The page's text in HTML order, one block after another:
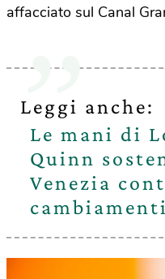
affacciato sul Canal
Leggi anche:
Le mani di
Quinn
Venezia